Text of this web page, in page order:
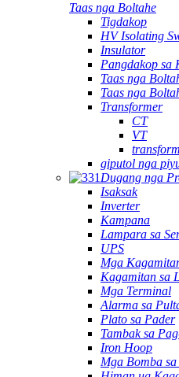
Taas nga Boltahe
Tigdakop
HV Isolating
Insulator
Pangdakop sa
Taas nga
Taas nga
Transformer
CT
VT
giputol nga
Dugang nga
Isaksak
Inverter
Kampana
Lampara sa
UPS
Mga
Kagamitan sa
Mga Terminal
Alarma sa
Plato sa Pader
Tambak sa
Iron Hoop
Mga Bomba sa